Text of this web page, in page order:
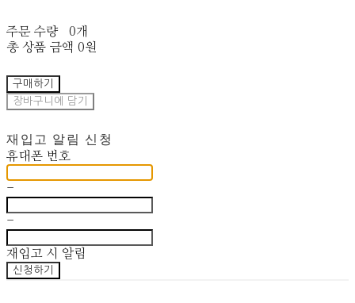
주문 수량
0개
총 상품 금액 0원
구매하기
장바구니에 담기
재입고 알림 신청
휴대폰 번호
-
-
재입고 시 알림
신청하기